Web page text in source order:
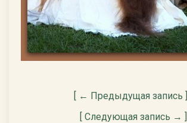
[ ← Предыдущая запись ]
[ Следующая запись → ]